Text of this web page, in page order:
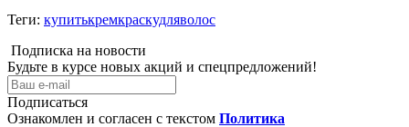
Теги: купитькремкраскудляволос
Подписка на новости
Будьте в курсе новых акций и спецпредложений!
Подписаться
Ознакомлен и согласен с текстом Политика